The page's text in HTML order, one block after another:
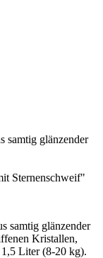
samtig glänzender
Sternenschweif"
samtig glänzender
Kristallen,
Liter (8-20 kg).